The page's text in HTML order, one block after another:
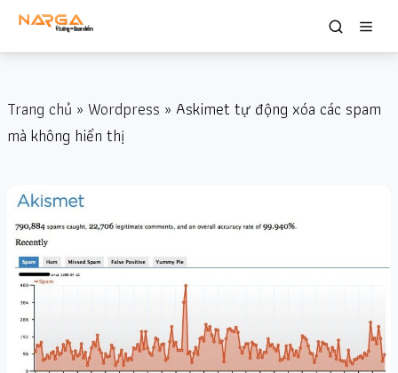
Trang chủ » Wordpress » Askimet tự động xóa các spam
mà không hiển thị